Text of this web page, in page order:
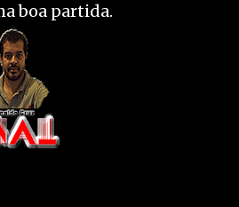
boa partida.